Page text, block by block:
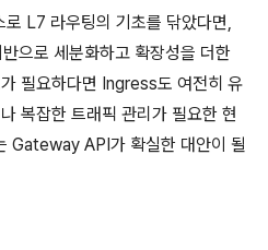
L7 라우팅의 기초를 닦았다면,
으로 세분화하고 확장성을 더한
필요하다면 Ingress도 여전히 유
복잡한 트래픽 관리가 필요한 현
Gateway API가 확실한 대안이 될